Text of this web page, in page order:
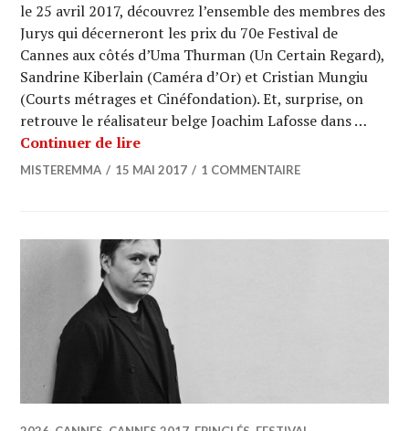
le 25 avril 2017, découvrez l’ensemble des membres des
Jurys qui décerneront les prix du 70e Festival de
Cannes aux côtés d’Uma Thurman (Un Certain Regard),
Sandrine Kiberlain (Caméra d’Or) et Cristian Mungiu
(Courts métrages et Cinéfondation). Et, surprise, on
retrouve le réalisateur belge Joachim Lafosse dans …
Continuer de lireCANNES 2017 : Joachim Lafosse,
MISTEREMMA 15 MAI 2017 1 COMMENTAIRE